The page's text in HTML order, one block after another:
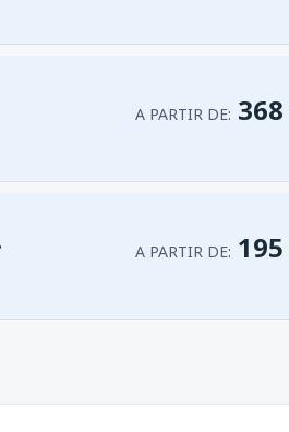
A PARTIR DE: 368
A PARTIR DE: 195